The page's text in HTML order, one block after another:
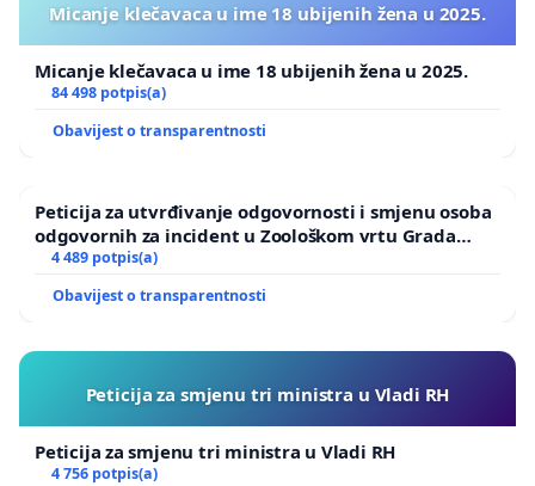
Micanje klečavaca u ime 18 ubijenih žena u 2025.
Micanje klečavaca u ime 18 ubijenih žena u 2025.
84 498 potpis(a)
Obavijest o transparentnosti
Peticija za utvrđivanje odgovornosti i smjenu osoba
odgovornih za incident u Zoološkom vrtu Grada
Zagreba
4 489 potpis(a)
Obavijest o transparentnosti
Peticija za smjenu tri ministra u Vladi RH
Peticija za smjenu tri ministra u Vladi RH
4 756 potpis(a)